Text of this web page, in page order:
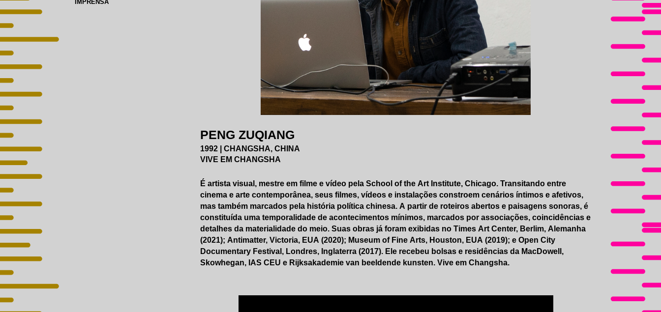
IMPRENSA
PENG ZUQIANG
1992 | CHANGSHA, CHINA
VIVE EM CHANGSHA
É artista visual, mestre em filme e vídeo pela School of the Art Institute, Chicago. Transitando entre
cinema e arte contemporânea, seus filmes, vídeos e instalações constroem cenários íntimos e afetivos,
mas também marcados pela história política chinesa. A partir de roteiros abertos e paisagens sonoras, é
constituída uma temporalidade de acontecimentos mínimos, marcados por associações, coincidências e
detalhes da materialidade do meio. Suas obras já foram exibidas no Times Art Center, Berlim, Alemanha
(2021); Antimatter, Victoria, EUA (2020); Museum of Fine Arts, Houston, EUA (2019); e Open City
Documentary Festival, Londres, Inglaterra (2017). Ele recebeu bolsas e residências da MacDowell,
Skowhegan, IAS CEU e Rijksakademie van beeldende kunsten. Vive em Changsha.